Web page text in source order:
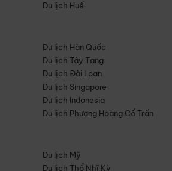
Du lịch Huế
Du lịch Hàn Quốc
Du lịch Tây Tạng
Du lịch Đài Loan
Du lịch Singapore
Du lịch Indonesia
Du lịch Phượng Hoàng Cổ Trấn
Du lịch Mỹ
Du lịch Thổ Nhĩ Kỳ